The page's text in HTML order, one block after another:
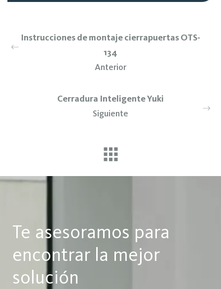
Instrucciones de montaje cierrapuertas OTS-
134
Anterior
Cerradura Inteligente Yuki
Siguiente
Te asesoramos para
encontrar la mejor
solución